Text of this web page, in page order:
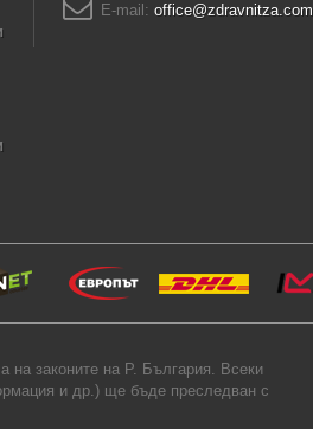
E-mail: office@zdravnitza.com
законите на Р. България. Всеки
и др.) ще бъде преследван с